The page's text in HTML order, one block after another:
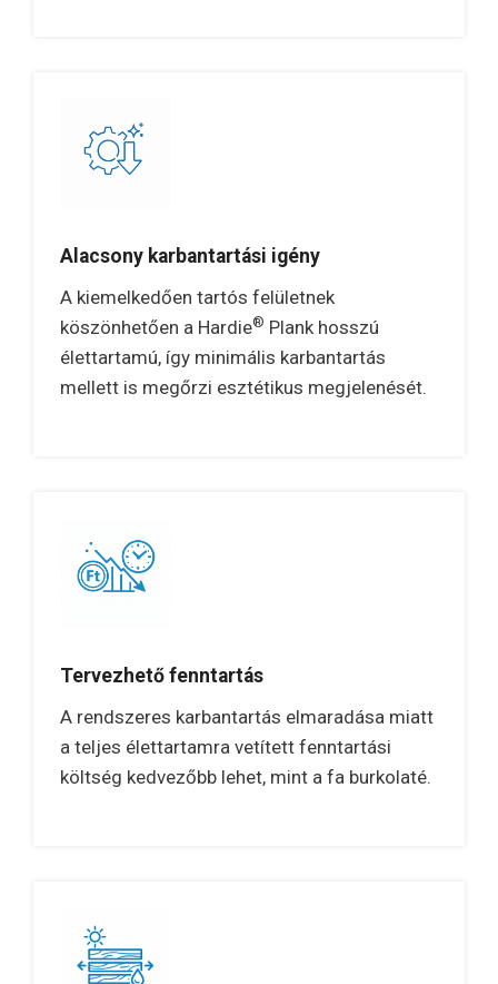
Alacsony karbantartási igény
A kiemelkedően tartós felületnek
köszönhetően a Hardie® Plank hosszú
élettartamú, így minimális karbantartás
mellett is megőrzi esztétikus megjelenését.
Tervezhető fenntartás
A rendszeres karbantartás elmaradása miatt
a teljes élettartamra vetített fenntartási
költség kedvezőbb lehet, mint a fa burkolaté.